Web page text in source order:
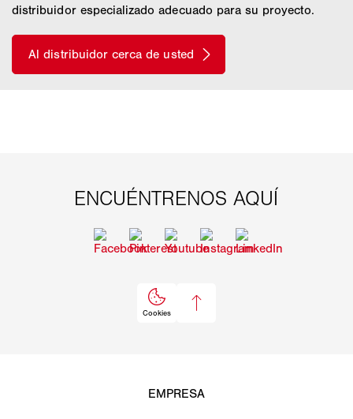
distribuidor especializado adecuado para su proyecto.